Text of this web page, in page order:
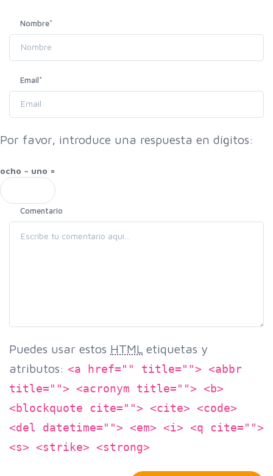
Nombre*
Email*
Por favor, introduce una respuesta en dígitos:
ocho − uno =
Comentario
Puedes usar estos HTML etiquetas y
atributos: <a href="" title=""> <abbr
title=""> <acronym title=""> <b>
<blockquote cite=""> <cite> <code>
<del datetime=""> <em> <i> <q cite="">
<s> <strike> <strong>